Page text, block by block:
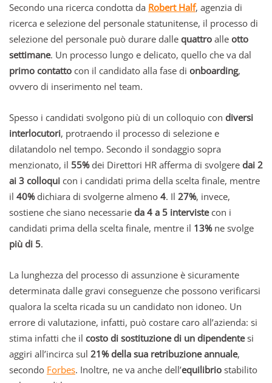
Secondo una ricerca condotta da Robert Half, agenzia di
ricerca e selezione del personale statunitense, il processo di
selezione del personale può durare dalle quattro alle otto
settimane. Un processo lungo e delicato, quello che va dal
primo contatto con il candidato alla fase di onboarding,
ovvero di inserimento nel team.
Spesso i candidati svolgono più di un colloquio con diversi
interlocutori, protraendo il processo di selezione e
dilatandolo nel tempo. Secondo il sondaggio sopra
menzionato, il 55%dei Direttori HR afferma di svolgere dai 2
ai 3 colloqui con i candidati prima della scelta finale, mentre
il 40%dichiara di svolgerne almeno 4. Il 27%, invece,
sostiene che siano necessarie da 4 a 5 intervistecon i
candidati prima della scelta finale, mentre il 13%ne svolge
più di 5.
La lunghezza del processo di assunzione è sicuramente
determinata dalle gravi conseguenze che possono verificarsi
qualora la scelta ricada su un candidato non idoneo. Un
errore di valutazione, infatti, può costare caro all’azienda: si
stima infatti che il costo di sostituzione di un dipendentesi
aggiri all’incirca sul 21% della sua retribuzione annuale,
secondo Forbes. Inoltre, ne va anche dell’equilibrio stabilito